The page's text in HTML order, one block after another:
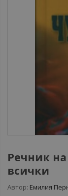
Речник
всички
Автор: Емилия